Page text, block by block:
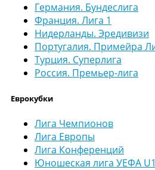
Германия. Бундеслига
Франция. Лига 1
Нидерланды. Эредивизи
Португалия. Примейра
Турция. Суперлига
Россия. Премьер-лига
Еврокубки
Лига Чемпионов
Лига Европы
Лига Конференций
Юношеская лига УЕФА